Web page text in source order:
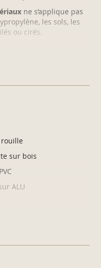
ne s’applique pas
les sols, les
ou cirés.
sur bois
ALU